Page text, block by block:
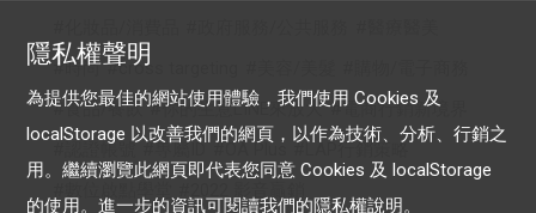
時尚
cross targeting
食品/餐飲
你的生意LINE來放大
電商行銷新境界
認證帳號
專屬ID OA Plus
LAP行銷策略
隱私權聲明
為提供您最佳的網站使用體驗，我們使用 Cookies 及
localStorage 以改善我們的網頁，以作為技術、分析、行銷之
用。繼續瀏覽此網頁即代表您同意 Cookies 及 localStorage
的使用。進一步的資訊可閱讀我們的隱私權說明。